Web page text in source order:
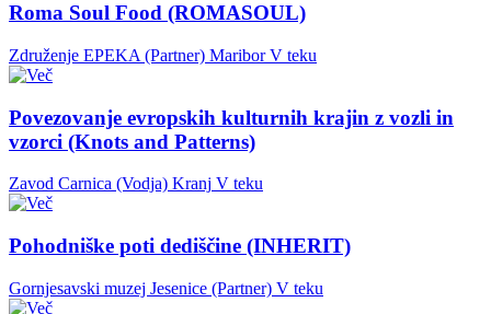
Roma Soul Food (ROMASOUL)
Združenje EPEKA (Partner) Maribor V teku
Povezovanje evropskih kulturnih krajin z vozli in
vzorci (Knots and Patterns)
Zavod Carnica (Vodja) Kranj V teku
Pohodniške poti dediščine (INHERIT)
Gornjesavski muzej Jesenice (Partner) V teku